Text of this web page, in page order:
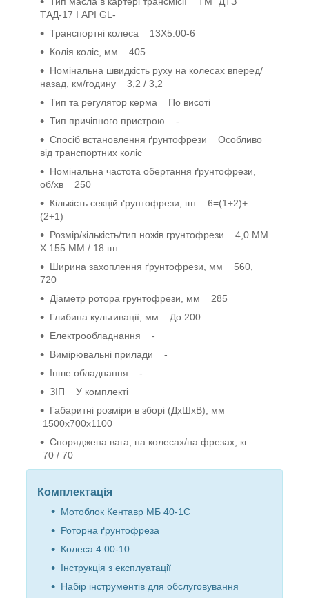
ТАД-17 І API GL-
Транспортні колеса 13Х5.00-6
Колія коліс, мм 405
Номінальна швидкість руху на колесах вперед/
назад, км/годину 3,2 / 3,2
Тип та регулятор керма По висоті
Тип причіпного пристрою -
Спосіб встановлення ґрунтофрези Особливо
від транспортних коліс
Номінальна частота обертання ґрунтофрези,
об/хв 250
Кількість секцій ґрунтофрези, шт 6=(1+2)+
(2+1)
Розмір/кількість/тип ножів грунтофрези 4,0 ММ
Х 155 ММ / 18 шт.
Ширина захоплення ґрунтофрези, мм 560,
720
Діаметр ротора грунтофрези, мм 285
Глибина культивації, мм До 200
Електрообладнання -
Вимірювальні прилади -
Інше обладнання -
ЗІП У комплекті
Габаритні розміри в зборі (ДхШхВ), мм
1500х700х1100
Споряджена вага, на колесах/на фрезах, кг
70 / 70
Комплектація
Мотоблок Кентавр МБ 40-1С
Роторна ґрунтофреза
Колеса 4.00-10
Інструкція з експлуатації
Набір інструментів для обслуговування